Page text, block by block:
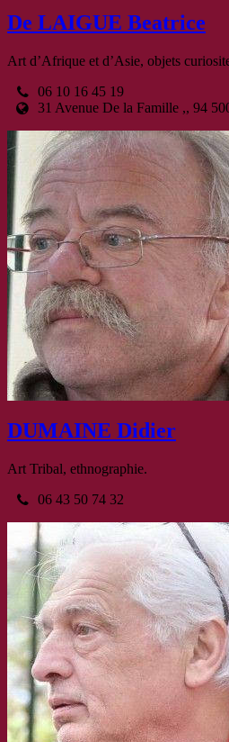
De LAIGUE Beatrice
Art d’Afrique et d’Asie, objets
06 10 16 45 19
31 Avenue De la Famille ,, 94
DUMAINE Didier
Art Tribal, ethnographie.
06 43 50 74 32